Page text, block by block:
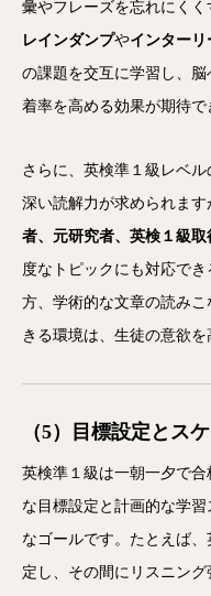
彙やフレーズを忘れにくく
レインダンプやインターリ
の課題を交互に学習し、
着率を高める効果が期待で
さらに、英検準１級レベ
深い読解力が求められま
者、元研究者、英検１級取
度なトピックにも対応で
方、学術的な文章の読み
きる環境は、生徒の意欲を
（5）目標設定とス
英検準１級は一朝一夕で
な目標設定と計画的な学
なゴールです。たとえば
定し、その間にリスニン